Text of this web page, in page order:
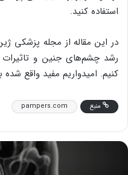
استفاده کنید.
در این مقاله از مجله پزشکی
رشد چشم‌های جنین و تاثیرات
کنیم. امیدواریم مفید واقع شده
منبع pampers.com